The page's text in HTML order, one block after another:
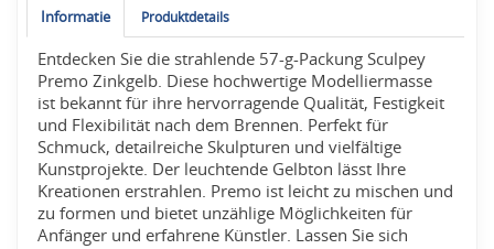
Informatie Produktdetails
Entdecken Sie die strahlende 57-g-Packung Sculpey
Premo Zinkgelb. Diese hochwertige Modelliermasse
ist bekannt für ihre hervorragende Qualität, Festigkeit
und Flexibilität nach dem Brennen. Perfekt für
Schmuck, detailreiche Skulpturen und vielfältige
Kunstprojekte. Der leuchtende Gelbton lässt Ihre
Kreationen erstrahlen. Premo ist leicht zu mischen und
zu formen und bietet unzählige Möglichkeiten für
Anfänger und erfahrene Künstler. Lassen Sie sich